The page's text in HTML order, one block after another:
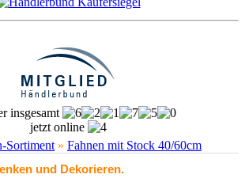
insgesamt
jetzt online
Sortiment » Fahnen mit Stock 40/60cm
und Dekorieren.